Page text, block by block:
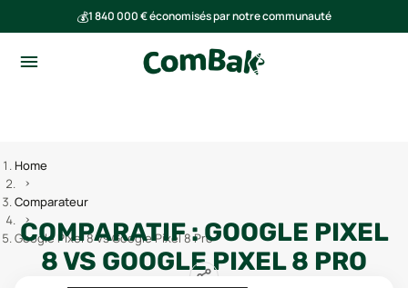
💰1 840 000 € économisés par notre communauté
Home
Comparateur
Google Pixel 8 vs Google Pixel 8 Pro
COMPARATIF :GOOGLE PIXEL
8VS GOOGLE PIXEL 8 PRO